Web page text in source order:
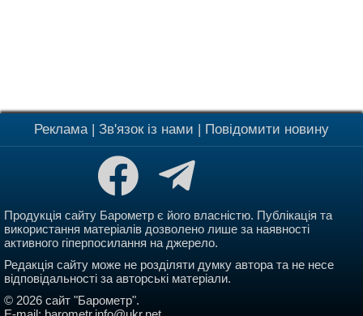
Реклама | Зв'язок із нами | Повідомити новину
Продукція сайту Барометр є його власністю. Публікація та
використання матеріалів дозволено лише за наявності
активного гіперпосилання на джерело.
Редакція сайту може не розділяти думку автора та не несе
відповідальності за авторські матеріали.
© 2026 сайт "Барометр".